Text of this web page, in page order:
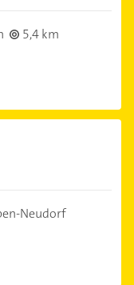
5,4 km
Neudorf